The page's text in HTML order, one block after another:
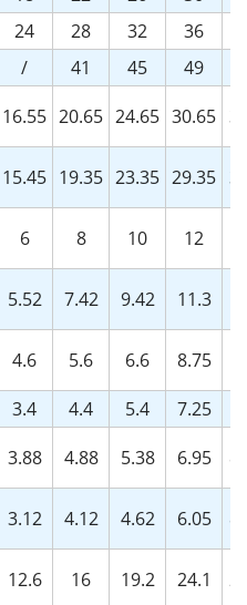
24 28 32 36
/ 41 45 49
16.55 20.65 24.65 30.65
15.45 19.35 23.35 29.35
6 8 10 12
5.52 7.42 9.42 11.3
4.6 5.6 6.6 8.75
3.4 4.4 5.4 7.25
3.88 4.88 5.38 6.95
3.12 4.12 4.62 6.05
12.6 16 19.2 24.1